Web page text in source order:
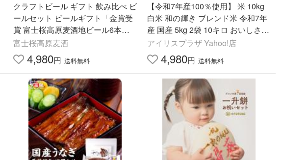
クラフトビール ギフト 飲み比べ ビ
ールセット ビールギフト「金賞受
賞 富士桜高原麦酒地ビール6本＆
ソーセージ2セット」
富士桜高原麦酒
4,980円 送料無料
【令和7年産100％使用】 米 10kg
白米 和の輝き ブレンド米 令和7年
産 国産 5kg 2袋 10キロ おいしさ長
持ち製法 低温製法米 送料無料 アイ
リスオーヤマ
アイリスプラザ Yahoo!店
4,980円 送料無料